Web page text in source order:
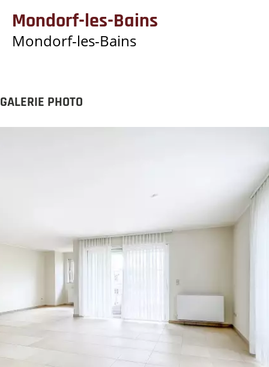
Mondorf-les-Bains
Mondorf-les-Bains
GALERIE PHOTO